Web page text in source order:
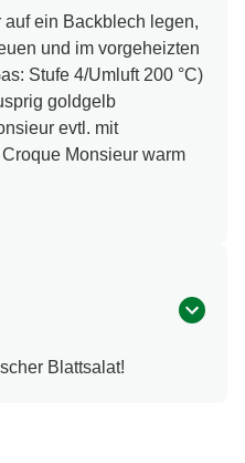
ein Backblech legen,
und im vorgeheizten
Stufe 4/Umluft 200 °C)
goldgelb
evtl. mit
Monsieur warm
Blattsalat!